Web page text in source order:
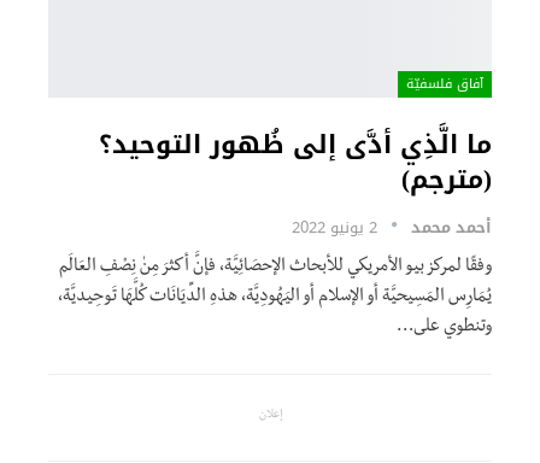
آفاق فلسفيّة‎
ما الَّذِي أدَّى إلى ظُهور التوحيد؟
(مترجم)
أحمد محمد 2 يونيو 2022
وفقًا لمركز بيو الأمريكي للأبحاث الإحصَائِيَّة، فإنَّ أكثرَ مِنٰ نِصْفِ العَالَم
يُمَارِس المَسِيحيَّة أو الإسلام أو اليَهُودِيَّة، هذهِ الدِّيَانَات كُلَّهَا تَوحِيديَّة،
وتنطوي على…
إعلان